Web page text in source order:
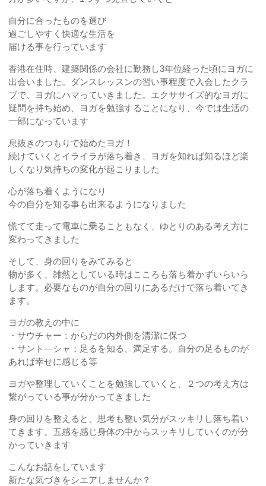
自分に合ったものを選び
過ごしやすく快適な生活を
届ける事を行っています
香港在住時、建築関係の会社に勤務し3年位経った頃にヨガに
出会いました。ダンスレッスンの習い事程度で入会したクラ
ブで、ヨガにハマっていきました。エクササイズ的なヨガに
疑問を持ち始め、ヨガを勉強することになり、今では生活の
一部になっています
息抜きのつもりで始めたヨガ！
続けていくとイライラが落ち着き、ヨガを知れば知るほど楽
しくなり気持ちの変化が起こりました
心が落ち着くようになり
今の自分を知る事も出来るようになりました
慌てて走って電車に乗ることもなく、ゆとりのある考え方に
変わってきました
そして、身の回りをみてみると
物が多く、雑然としている時はこころも落ち着かずいらいら
します。必要なものが自分の回りにあるだけで落ち着いてき
ます。
ヨガの教えの中に
・サウチャー：からだの内外側を清潔に保つ
・サント―シャ：足るを知る、満足する。自分の足るものが
あれば幸せに感じる等
ヨガや整理していくことを勉強していくと、２つの考え方は
繋がっている事が分かってきました
身の回りを整えると、思考も整い気分がスッキリし落ち着い
てきます。五感を感じ身体の中からスッキリしていくのが分
かっていきます
こんなお話をしています
新たな気づきをシエアしませんか？